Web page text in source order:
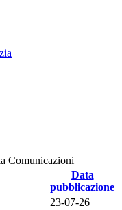
Comunicazioni
Data
pubblicazione
23-07-26